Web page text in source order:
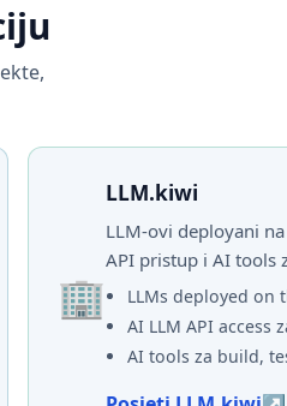
LLM.kiwi
LLM-ovi deployani
API pristup i AI tools
LLMs deployed on
AI LLM API access
AI tools za build,